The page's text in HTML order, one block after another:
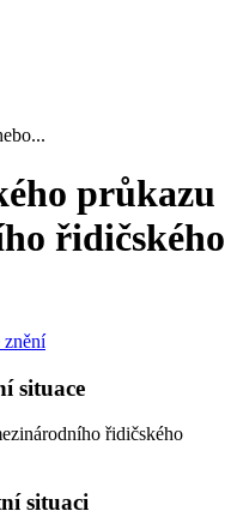
průkazu
řidičského
situace
řidičského
situaci